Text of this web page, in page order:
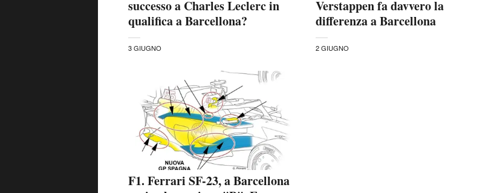
successo a Charles Leclerc in
qualifica a Barcellona?
3 GIUGNO
Verstappen fa davvero la
differenza a Barcellona
2 GIUGNO
F1. Ferrari SF-23, a Barcellona